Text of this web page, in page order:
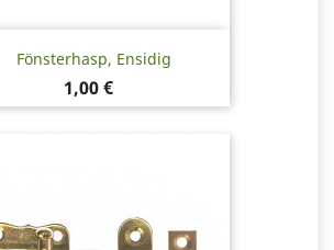
Fönsterhasp, Ensidig
Pris
1,00 €